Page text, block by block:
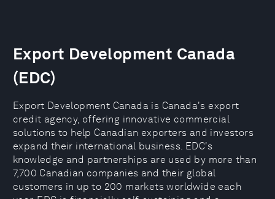
Export Development Canada
(EDC)
Export Development Canada is Canada's export
credit agency, offering innovative commercial
solutions to help Canadian exporters and investors
expand their international business. EDC's
knowledge and partnerships are used by more than
7,700 Canadian companies and their global
customers in up to 200 markets worldwide each